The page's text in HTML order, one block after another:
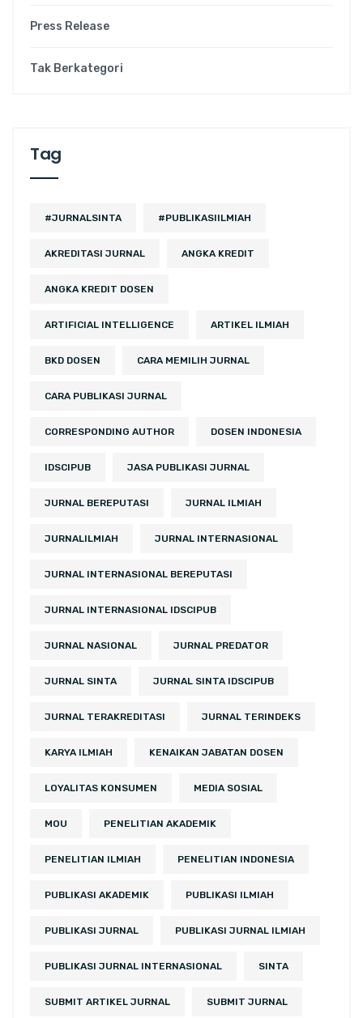
Press Release
Tak Berkategori
Tag
#JURNALSINTA #PUBLIKASIILMIAH
AKREDITASI JURNAL ANGKA KREDIT
ANGKA KREDIT DOSEN
ARTIFICIAL INTELLIGENCE ARTIKEL ILMIAH
BKD DOSEN CARA MEMILIH JURNAL
CARA PUBLIKASI JURNAL
CORRESPONDING AUTHOR DOSEN INDONESIA
IDSCIPUB JASA PUBLIKASI JURNAL
JURNAL BEREPUTASI JURNAL ILMIAH
JURNALILMIAH JURNAL INTERNASIONAL
JURNAL INTERNASIONAL BEREPUTASI
JURNAL INTERNASIONAL IDSCIPUB
JURNAL NASIONAL JURNAL PREDATOR
JURNAL SINTA JURNAL SINTA IDSCIPUB
JURNAL TERAKREDITASI JURNAL TERINDEKS
KARYA ILMIAH KENAIKAN JABATAN DOSEN
LOYALITAS KONSUMEN MEDIA SOSIAL
MOU PENELITIAN AKADEMIK
PENELITIAN ILMIAH PENELITIAN INDONESIA
PUBLIKASI AKADEMIK PUBLIKASI ILMIAH
PUBLIKASI JURNAL PUBLIKASI JURNAL ILMIAH
PUBLIKASI JURNAL INTERNASIONAL SINTA
SUBMIT ARTIKEL JURNAL SUBMIT JURNAL